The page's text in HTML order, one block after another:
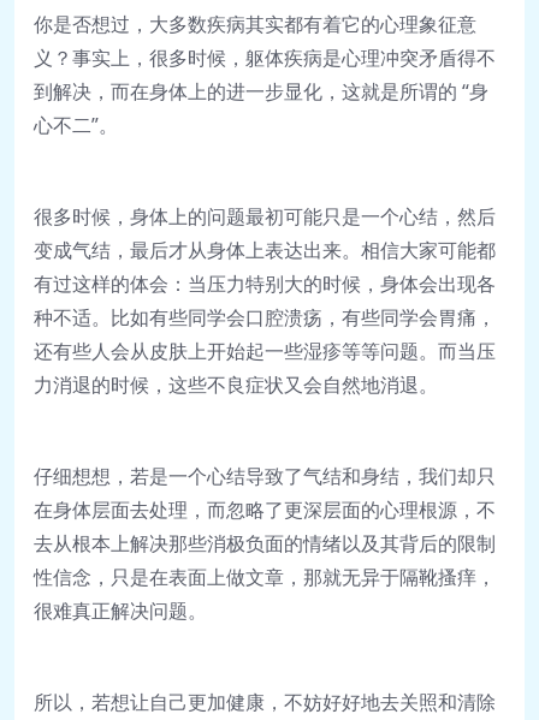
你是否想过，大多数疾病其实都有着它的心理象征意
义？事实上，很多时候，躯体疾病是心理冲突矛盾得不
到解决，而在身体上的进一步显化，这就是所谓的 “身
心不二”。
很多时候，身体上的问题最初可能只是一个心结，然后
变成气结，最后才从身体上表达出来。相信大家可能都
有过这样的体会：当压力特别大的时候，身体会出现各
种不适。比如有些同学会口腔溃疡，有些同学会胃痛，
还有些人会从皮肤上开始起一些湿疹等等问题。而当压
力消退的时候，这些不良症状又会自然地消退。
仔细想想，若是一个心结导致了气结和身结，我们却只
在身体层面去处理，而忽略了更深层面的心理根源，不
去从根本上解决那些消极负面的情绪以及其背后的限制
性信念，只是在表面上做文章，那就无异于隔靴搔痒，
很难真正解决问题。
所以，若想让自己更加健康，不妨好好地去关照和清除